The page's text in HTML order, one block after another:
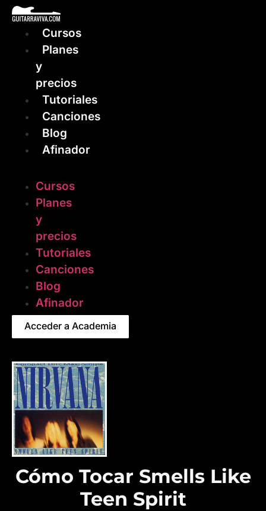
contenidoCursos
Planes
y
precios
Tutoriales
Canciones
Blog
Afinador
Cursos
Planes
y
precios
Tutoriales
Canciones
Blog
Afinador
Acceder a Academia
Cómo Tocar Smells Like
Teen Spirit